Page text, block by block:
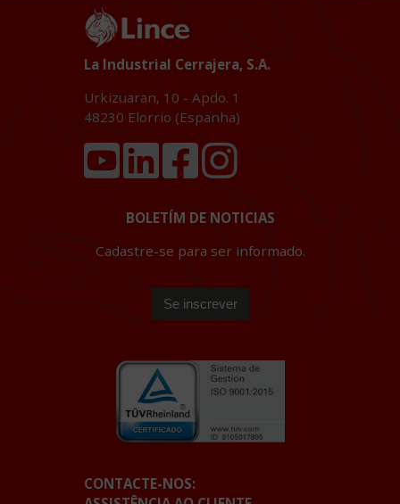
La Industrial Cerrajera, S.A.
Urkizuaran, 10 - Apdo. 1
48230 Elorrio (Espanha)
BOLETÍM DE NOTICIAS
Cadastre-se para ser informado.
CONTACTE-NOS: